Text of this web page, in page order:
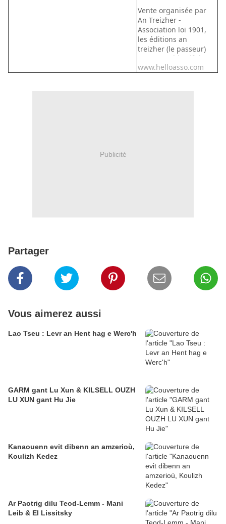
Vente organisée par
An Treizher -
Association loi 1901,
les éditions an
treizher (le passeur)
ont pour objectif de
participer à
www.helloasso.com
Publicité
Partager
Vous aimerez aussi
Lao Tseu : Levr an Hent hag e Werc'h
GARM gant Lu Xun & KILSELL OUZH
LU XUN gant Hu Jie
Kanaouenn evit dibenn an amzerioù,
Koulizh Kedez
Ar Paotrig dilu Teod-Lemm - Mani
Leib & El Lissitsky